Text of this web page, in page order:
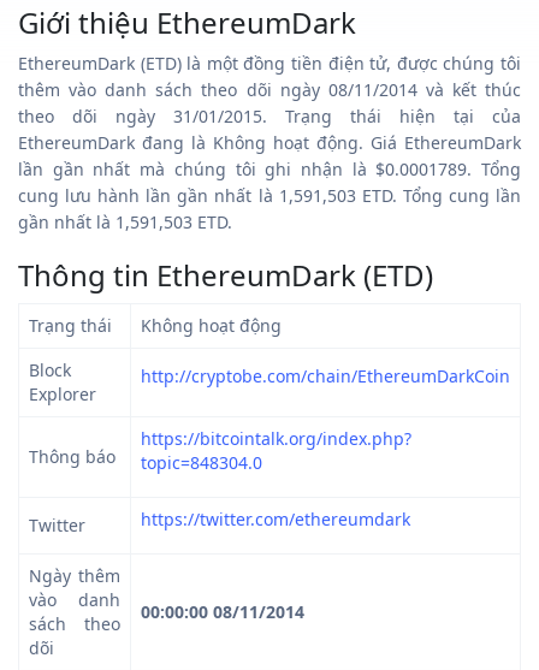
Giới thiệu EthereumDark
EthereumDark (ETD) là một đồng tiền điện tử, được chúng tôi
thêm vào danh sách theo dõi ngày 08/11/2014 và kết thúc
theo dõi ngày 31/01/2015. Trạng thái hiện tại của
EthereumDark đang là Không hoạt động. Giá EthereumDark
lần gần nhất mà chúng tôi ghi nhận là $0.0001789. Tổng
cung lưu hành lần gần nhất là 1,591,503 ETD. Tổng cung lần
gần nhất là 1,591,503 ETD.
Thông tin EthereumDark (ETD)
Trạng thái
Không hoạt động
Block
Explorer
http://cryptobe.com/chain/EthereumDarkCoin
Thông báo
https://bitcointalk.org/index.php?
topic=848304.0
Twitter https://twitter.com/ethereumdark
Ngày thêm
vào danh
sách theo
dõi
00:00:00 08/11/2014